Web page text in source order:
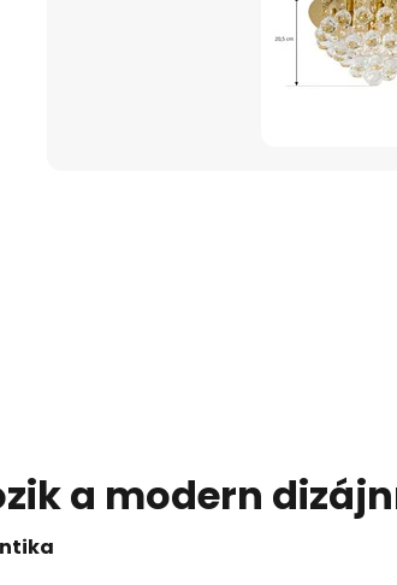
a modern